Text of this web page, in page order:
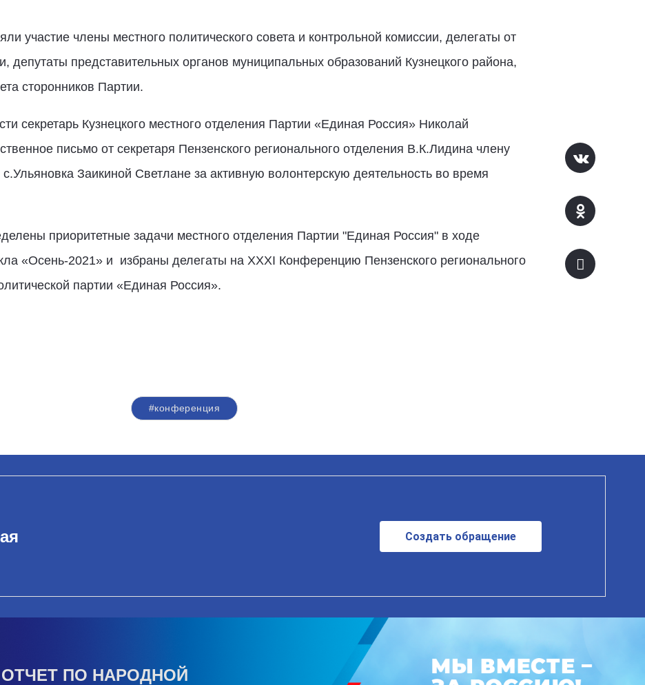
участие члены местного политического совета и контрольной комиссии, делегаты от
депутаты представительных органов муниципальных образований Кузнецкого района,
сторонников Партии.
секретарь Кузнецкого местного отделения Партии «Единая Россия» Николай
письмо от секретаря Пензенского регионального отделения В.К.Лидина члену
Заикиной Светлане за активную волонтерскую деятельность во время
приоритетные задачи местного отделения Партии "Единая Россия" в ходе
«Осень-2021» и избраны делегаты на XXXI Конференцию Пензенского регионального
политической партии «Единая Россия».
#конференция
Создать обращение
ОТЧЕТ ПО НАРОДНОЙ